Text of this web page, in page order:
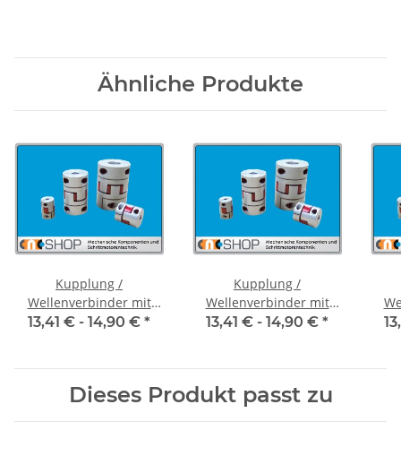
Ähnliche Produkte
Kupplung /
Wellenverbinder mit
Klemmnaben FCT-20C
13,41 € - 14,90 € *
Kupplung /
Wellenverbinder mit
Klemmnaben FCT-20C
13,41 € - 14,90 € *
Dieses Produkt passt zu